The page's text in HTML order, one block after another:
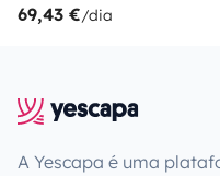
69,43 €/dia
A Yescapa é uma